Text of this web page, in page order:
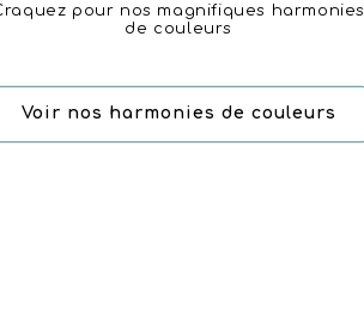
pour nos magnifiques harmonies
de couleurs
Voir nos harmonies de couleurs